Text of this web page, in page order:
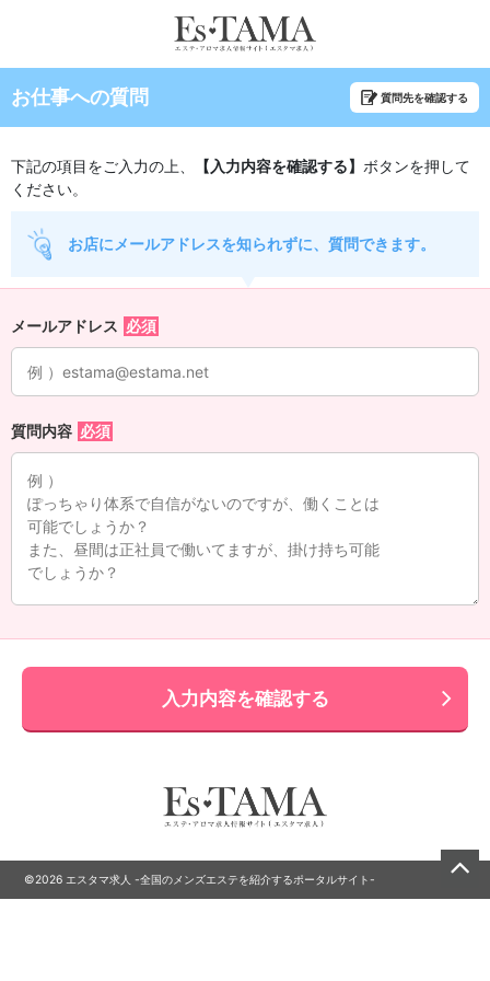
お仕事への質問 質問先を確認する
下記の項目をご入力の上、 【入力内容を確認する】 ボタンを押して
ください。
お店にメールアドレスを知られずに、質問できます。
メールアドレス
質問内容
入力内容を確認する
©2026 エスタマ求人 -全国のメンズエステを紹介するポータルサイト-